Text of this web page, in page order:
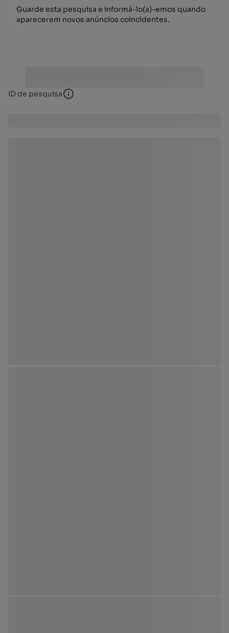
Guarde esta pesquisa e informá-lo(a)-emos quando
aparecerem novos anúncios coincidentes.
ID de pesquisa ID de pesquisa